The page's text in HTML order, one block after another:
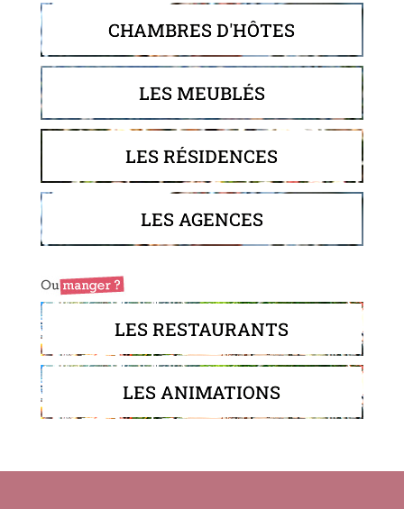
CHAMBRES D'HÔTES
LES MEUBLÉS
LES RÉSIDENCES
LES AGENCES
LES RESTAURANTS
LES ANIMATIONS